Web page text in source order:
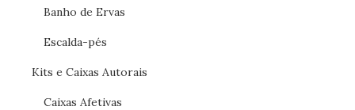
Banho de Ervas
Escalda-pés
Kits e Caixas Autorais
Caixas Afetivas